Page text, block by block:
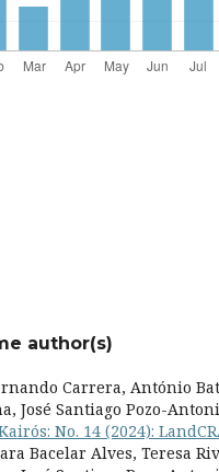
author(s)
Carrera, António
José Santiago Pozo-
No. 14 (2024):
Bacelar Alves, Teresa